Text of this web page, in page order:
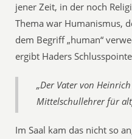
jener Zeit, in der noch
Thema war Humanismus,
dem Begriff „human“
ergibt Haders
„Der Vater von
Mittelschullehrer für
Im Saal kam das nicht so